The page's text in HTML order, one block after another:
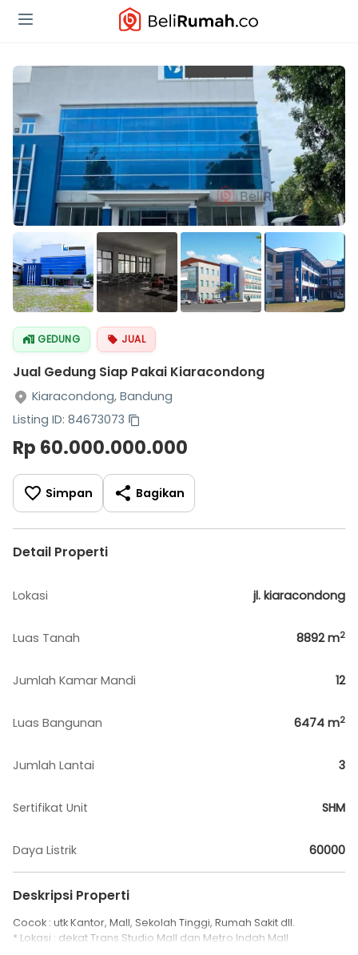
GEDUNG JUAL
Jual Gedung Siap Pakai Kiaracondong
Kiaracondong, Bandung
Listing ID: 84673073
Rp 60.000.000.000
Simpan Bagikan
Detail Properti
Lokasi jl. kiaracondong
Luas Tanah 8892m2
Jumlah Kamar Mandi 12
Luas Bangunan 6474 m2
Jumlah Lantai 3
Sertifikat Unit SHM
Daya Listrik 60000
Deskripsi Properti
Cocok : utk Kantor, Mall, Sekolah Tinggi, Rumah Sakit dll.
* Lokasi : dekat Trans Studio Mall dan Metro Indah Mall